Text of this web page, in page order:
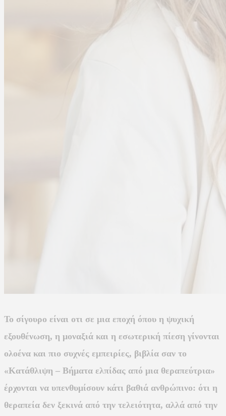
Το σίγουρο είναι οτι σε μια εποχή όπου η ψυχική
εξουθένωση, η μοναξιά και η εσωτερική πίεση γίνονται
ολοένα και πιο συχνές εμπειρίες, βιβλία σαν το
«Κατάθλιψη – Βήματα ελπίδας από μια θεραπεύτρια»
έρχονται να υπενθυμίσουν κάτι βαθιά ανθρώπινο: ότι η
θεραπεία δεν ξεκινά από την τελειότητα, αλλά από την